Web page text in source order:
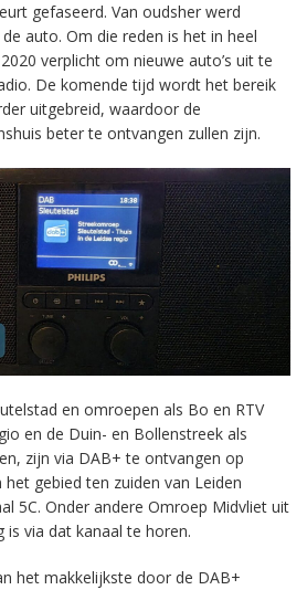
gefaseerd. Van oudsher werd
auto. Om die reden is het in heel
verplicht om nieuwe auto’s uit te
De komende tijd wordt het bereik
uitgebreid, waardoor de
beter te ontvangen zullen zijn.
en omroepen als Bo en RTV
en de Duin- en Bollenstreek als
zijn via DAB+ te ontvangen op
gebied ten zuiden van Leiden
5C. Onder andere Omroep Midvliet uit
is via dat kanaal te horen.
het makkelijkste door de DAB+